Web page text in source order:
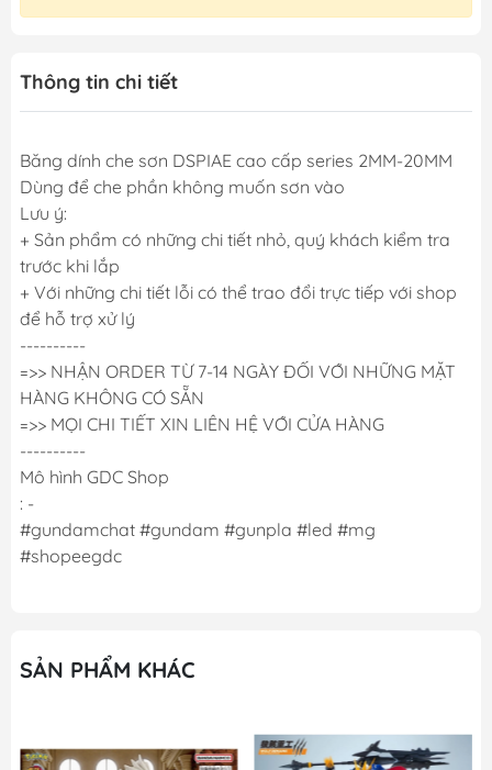
Thông tin chi tiết
Băng dính che sơn DSPIAE cao cấp series 2MM-20MM
Dùng để che phần không muốn sơn vào
Lưu ý:
+ Sản phẩm có những chi tiết nhỏ, quý khách kiểm tra
trước khi lắp
+ Với những chi tiết lỗi có thể trao đổi trực tiếp với shop
để hỗ trợ xử lý
----------
=>> NHẬN ORDER TỪ 7-14 NGÀY ĐỐI VỚI NHỮNG MẶT
HÀNG KHÔNG CÓ SẴN
=>> MỌI CHI TIẾT XIN LIÊN HỆ VỚI CỬA HÀNG
----------
Mô hình GDC Shop
: -
#gundamchat #gundam #gunpla #led #mg
#shopeegdc
SẢN PHẨM KHÁC